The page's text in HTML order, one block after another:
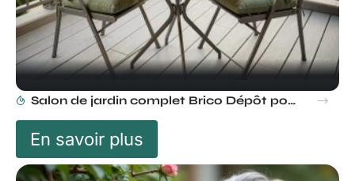
Salon de jardin complet Brico Dépôt pour balcon : les meilleures options
En savoir plus